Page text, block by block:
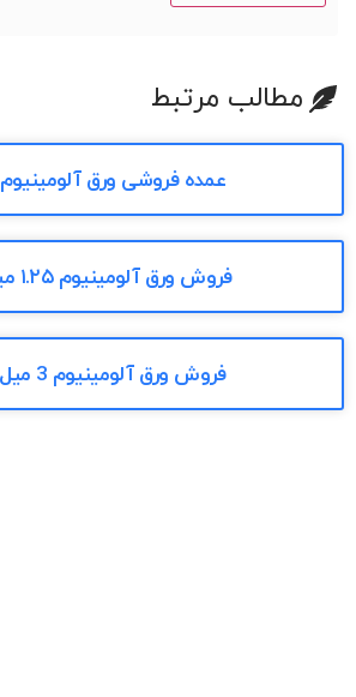
مطالب مرتبط
عمده فروشی ورق آلومینیوم 6061
فروش ورق آلومینیوم ۱.۲۵ میل ۶۰۶۱
فروش ورق آلومینیوم 3 میل 6061